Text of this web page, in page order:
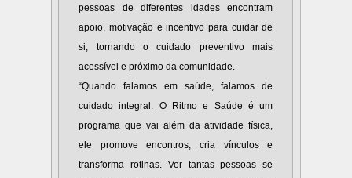
pessoas de diferentes idades encontram
apoio, motivação e incentivo para cuidar de
si, tornando o cuidado preventivo mais
acessível e próximo da comunidade.
“Quando falamos em saúde, falamos de
cuidado integral. O Ritmo e Saúde é um
programa que vai além da atividade física,
ele promove encontros, cria vínculos e
transforma rotinas. Ver tantas pessoas se